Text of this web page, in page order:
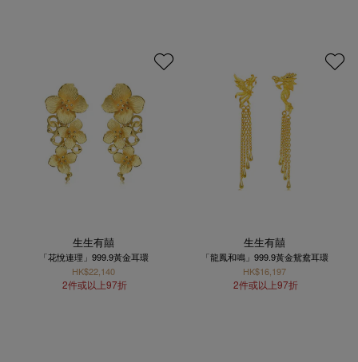
生生有囍
「花悅連理」999.9黃金耳環
HK$22,140
2件或以上97折
生生有囍
「龍鳳和鳴」999.9黃金鴛鴦耳環
HK$16,197
2件或以上97折